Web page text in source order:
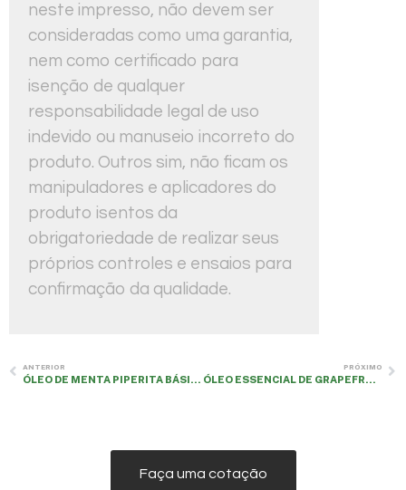
neste impresso, não devem ser
consideradas como uma garantia,
nem como certificado para
isenção de qualquer
responsabilidade legal de uso
indevido ou manuseio incorreto do
produto. Outros sim, não ficam os
manipuladores e aplicadores do
produto isentos da
obrigatoriedade de realizar seus
próprios controles e ensaios para
confirmação da qualidade.
ANTERIOR
ÓLEO DE MENTA PIPERITA BÁSICA
PRÓXIMO
ÓLEO ESSENCIAL DE GRAPEFRUIT
Faça uma cotação